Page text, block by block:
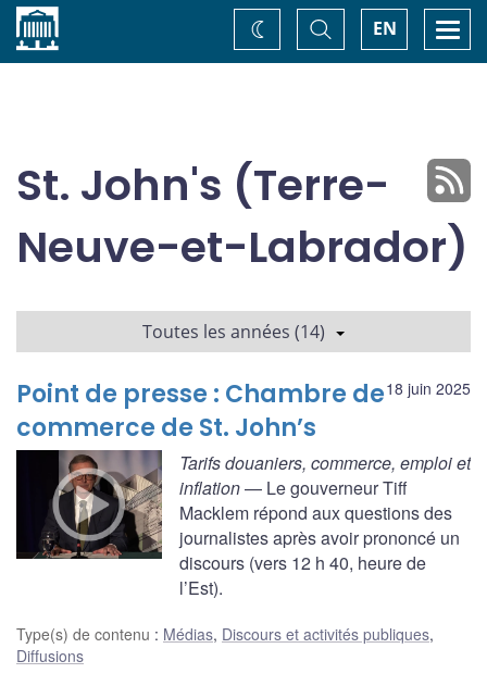
Accueil EN
Basculer
la
recherche
Changez
de
St. John's (Terre-
Neuve-et-Labrador)
Toutes les années (14)
18 juin 2025
Point de presse : Chambre de
commerce de St. John’s
Tarifs douaniers, commerce, emploi et
inflation— Le gouverneur Tiff
Macklem répond aux questions des
journalistes après avoir prononcé un
discours (vers 12 h 40, heure de
l’Est).
Type(s) de contenu : Médias, Discours et activités publiques,
Diffusions